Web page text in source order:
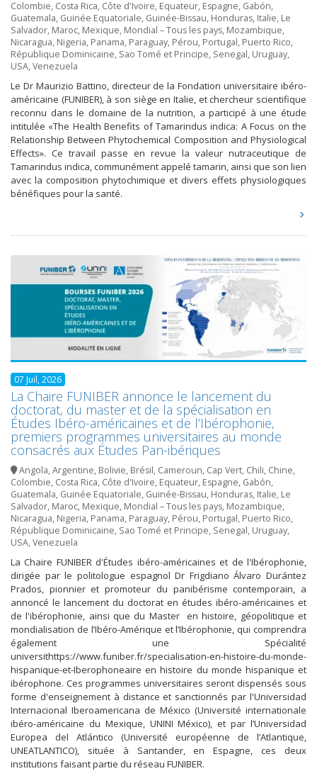
Colombie, Costa Rica, Côte d'Ivoire, Equateur, Espagne, Gabón,
Guatemala, Guinée Equatoriale, Guinée-Bissau, Honduras, Italie, Le
Salvador, Maroc, Mexique, Mondial – Tous les pays, Mozambique,
Nicaragua, Nigeria, Panama, Paraguay, Pérou, Portugal, Puerto Rico,
République Dominicaine, Sao Tomé et Principe, Senegal, Uruguay,
USA,Venezuela
Le Dr Maurizio Battino, directeur de la Fondation universitaire ibéro-
américaine (FUNIBER), à son siège en Italie, et chercheur scientifique
reconnu dans le domaine de la nutrition, a participé à une étude
intitulée «The Health Benefits of Tamarindus indica: A Focus on the
Relationship Between Phytochemical Composition and Physiological
Effects». Ce travail passe en revue la valeur nutraceutique de
Tamarindus indica, communément appelé tamarin, ainsi que son lien
avec la composition phytochimique et divers effets physiologiques
bénéfiques pour la santé.
07 Juil, 2026
La Chaire FUNIBER annonce le lancement du
doctorat, du master et de la spécialisation en
Études Ibéro-américaines et de l’Ibérophonie,
premiers programmes universitaires au monde
consacrés aux Études Pan-ibériques
Angola,Argentine, Bolivie, Brésil, Cameroun, Cap Vert, Chili, Chine,
Colombie, Costa Rica, Côte d'Ivoire, Equateur, Espagne, Gabón,
Guatemala, Guinée Equatoriale, Guinée-Bissau, Honduras, Italie, Le
Salvador, Maroc, Mexique, Mondial – Tous les pays, Mozambique,
Nicaragua, Nigeria, Panama, Paraguay, Pérou, Portugal, Puerto Rico,
République Dominicaine, Sao Tomé et Principe, Senegal, Uruguay,
USA,Venezuela
La Chaire FUNIBER d'Études ibéro-américaines et de l'Ibérophonie,
dirigée par le politologue espagnol Dr Frigdiano Álvaro Durántez
Prados, pionnier et promoteur du panibérisme contemporain, a
annoncé le lancement du doctorat en études ibéro-américaines et
de l'ibérophonie, ainsi que du Master en histoire, géopolitique et
mondialisation de l’Ibéro-Amérique et l’Ibérophonie, qui comprendra
également une Spécialité
universithttps://www.funiber.fr/specialisation-en-histoire-du-monde-
hispanique-et-Iberophoneaire en histoire du monde hispanique et
ibérophone. Ces programmes universitaires seront dispensés sous
forme d'enseignement à distance et sanctionnés par l'Universidad
Internacional Iberoamericana de México (Université internationale
ibéro-américaine du Mexique, UNINI México), et par l’Universidad
Europea del Atlántico (Université européenne de l’Atlantique,
UNEATLANTICO), située à Santander, en Espagne, ces deux
institutions faisant partie du réseau FUNIBER.